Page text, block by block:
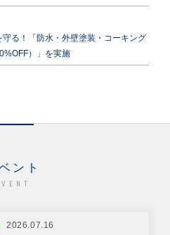
る！「防水・外壁塗装・コーキング
）」を実施
ント
2026.07.16